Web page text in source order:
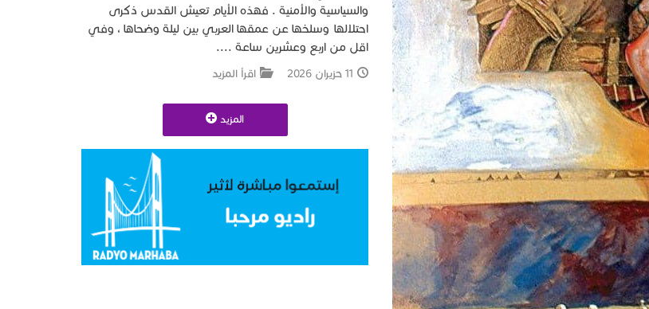
والسياسية والأمنية . فهذه الأيام تعيش القدس ذكرى
احتلالها وسلخها عن عمقها العربي بين ليلة وضحاها ، وفي
اقل من اربع وعشرين ساعة ....
11 حزيران 2026 اقرأ المزيد
المزيد